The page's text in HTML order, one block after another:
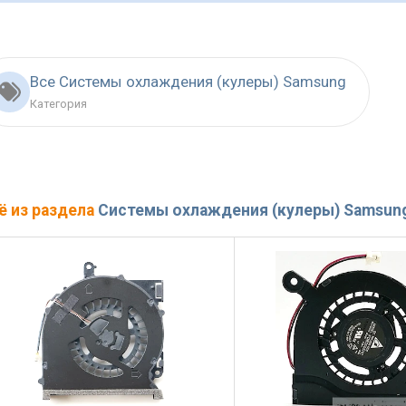
Все Системы охлаждения (кулеры) Samsung
Категория
из раздела Системы охлаждения (кулеры)